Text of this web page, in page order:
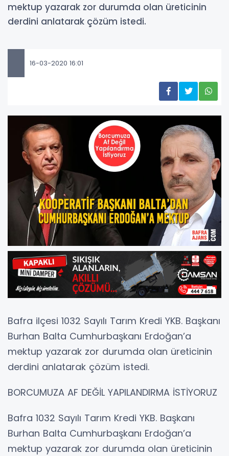
mektup yazarak zor durumda olan üreticinin
derdini anlatarak çözüm istedi.
16-03-2020 16:01
Bafra ilçesi 1032 Sayılı Tarım Kredi YKB. Başkanı
Burhan Balta Cumhurbaşkanı Erdoğan’a
mektup yazarak zor durumda olan üreticinin
derdini anlatarak çözüm istedi.
BORCUMUZA AF DEĞİL YAPILANDIRMA İSTİYORUZ
Bafra 1032 Sayılı Tarım Kredi YKB. Başkanı
Burhan Balta Cumhurbaşkanı Erdoğan’a
mektup yazarak zor durumda olan üreticinin